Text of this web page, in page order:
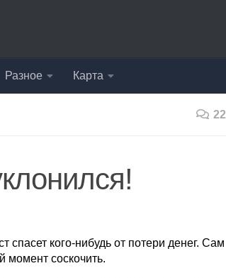
Разное Карта
22
кого-нибудь от потери денег. Сам
момент соскочить.